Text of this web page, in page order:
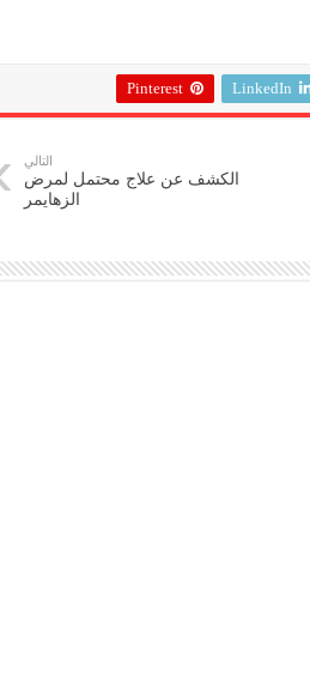
LinkedIn
Pinterest
التالي
الكشف عن علاج محتمل لمرض
الزهايمر